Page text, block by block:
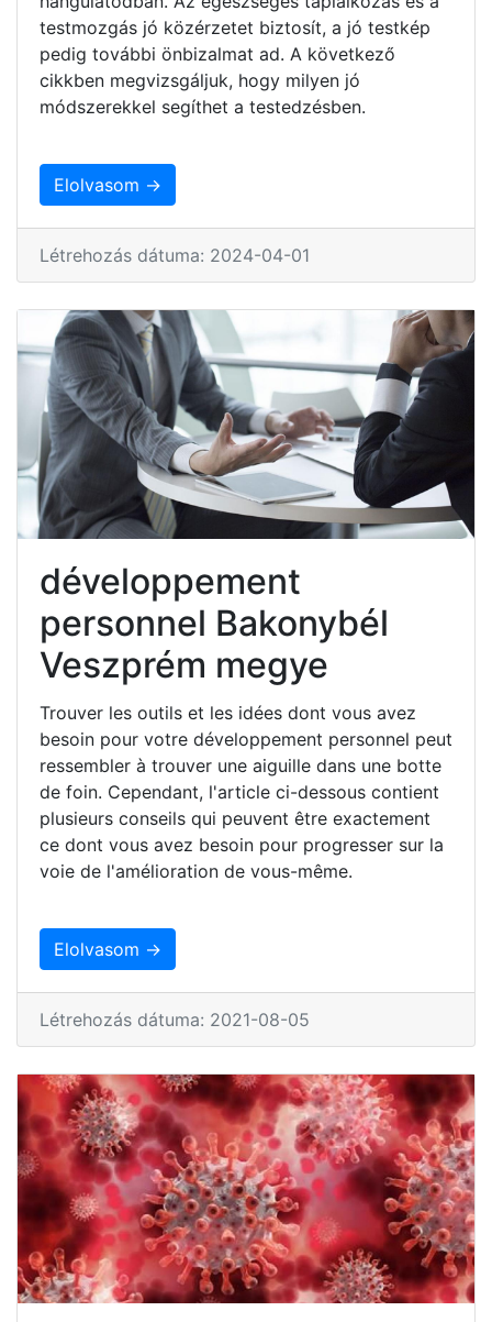
testmozgás jó közérzetet biztosít, a jó testkép
pedig további önbizalmat ad. A következő
cikkben megvizsgáljuk, hogy milyen jó
módszerekkel segíthet a testedzésben.
Elolvasom →
Létrehozás dátuma: 2024-04-01
développement
personnel Bakonybél
Veszprém megye
Trouver les outils et les idées dont vous avez
besoin pour votre développement personnel peut
ressembler à trouver une aiguille dans une botte
de foin. Cependant, l'article ci-dessous contient
plusieurs conseils qui peuvent être exactement
ce dont vous avez besoin pour progresser sur la
voie de l'amélioration de vous-même.
Elolvasom →
Létrehozás dátuma: 2021-08-05